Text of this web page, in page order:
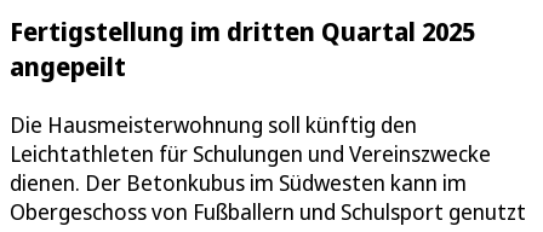
Fertigstellung im dritten Quartal 2025
angepeilt
Die Hausmeisterwohnung soll künftig den
Leichtathleten für Schulungen und Vereinszwecke
dienen. Der Betonkubus im Südwesten kann im
Obergeschoss von Fußballern und Schulsport genutzt